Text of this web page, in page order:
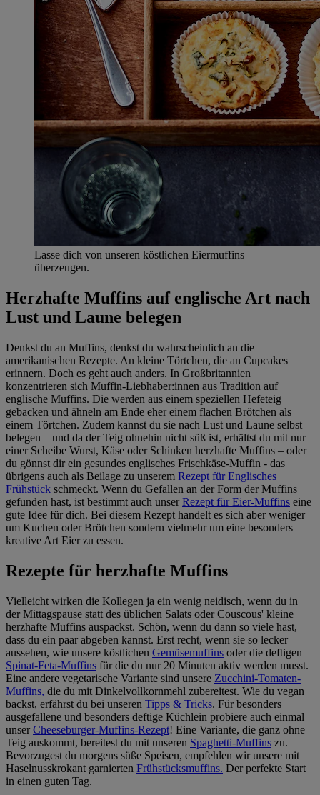
Lasse dich von unseren köstlichen Eiermuffins
überzeugen.
Herzhafte Muffins auf englische Art nach
Lust und Laune belegen
Denkst du an Muffins, denkst du wahrscheinlich an die
amerikanischen Rezepte. An kleine Törtchen, die an Cupcakes
erinnern. Doch es geht auch anders. In Großbritannien
konzentrieren sich Muffin-Liebhaber:innen aus Tradition auf
englische Muffins. Die werden aus einem speziellen Hefeteig
gebacken und ähneln am Ende eher einem flachen Brötchen als
einem Törtchen. Zudem kannst du sie nach Lust und Laune selbst
belegen – und da der Teig ohnehin nicht süß ist, erhältst du mit nur
einer Scheibe Wurst, Käse oder Schinken herzhafte Muffins – oder
du gönnst dir ein gesundes englisches Frischkäse-Muffin - das
übrigens auch als Beilage zu unserem Rezept für Englisches
Frühstück schmeckt. Wenn du Gefallen an der Form der Muffins
gefunden hast, ist bestimmt auch unser Rezept für Eier-Muffins eine
gute Idee für dich. Bei diesem Rezept handelt es sich aber weniger
um Kuchen oder Brötchen sondern vielmehr um eine besonders
kreative Art Eier zu essen.
Rezepte für herzhafte Muffins
Vielleicht wirken die Kollegen ja ein wenig neidisch, wenn du in
der Mittagspause statt des üblichen Salats oder Couscous' kleine
herzhafte Muffins auspackst. Schön, wenn du dann so viele hast,
dass du ein paar abgeben kannst. Erst recht, wenn sie so lecker
aussehen, wie unsere köstlichen Gemüsemuffins oder die deftigen
Spinat-Feta-Muffins für die du nur 20 Minuten aktiv werden musst.
Eine andere vegetarische Variante sind unsere Zucchini-Tomaten-
Muffins, die du mit Dinkelvollkornmehl zubereitest. Wie du vegan
backst, erfährst du bei unseren Tipps & Tricks. Für besonders
ausgefallene und besonders deftige Küchlein probiere auch einmal
unser Cheeseburger-Muffins-Rezept! Eine Variante, die ganz ohne
Teig auskommt, bereitest du mit unseren Spaghetti-Muffins zu.
Bevorzugest du morgens süße Speisen, empfehlen wir unsere mit
Haselnusskrokant garnierten Frühstücksmuffins. Der perfekte Start
in einen guten Tag.